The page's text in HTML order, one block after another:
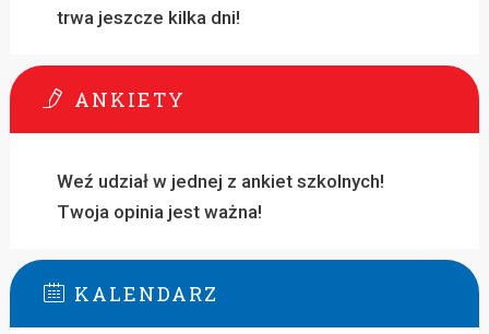
trwa jeszcze kilka dni!
ANKIETY
Weź udział w jednej z ankiet szkolnych!
Twoja opinia jest ważna!
KALENDARZ